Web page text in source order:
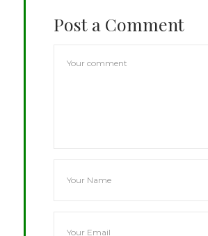
Post a Comment